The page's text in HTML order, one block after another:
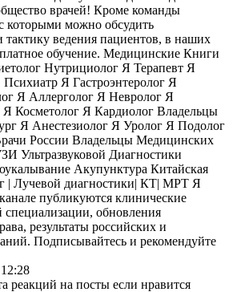
врачей! Кроме команды
которыми можно обсудить
тактику ведения пациентов, в наших
обучение. Медицинские Книги
Нутрициолог Я Терапевт Я
Я Гастроэнтеролог Я
Я Аллерголог Я Невролог Я
Я Косметолог Я Кардиолог Владельцы
Я Анестезиолог Я Уролог Я Подолог
России Владельцы Медицинских
Ультразвуковой Диагностики
Акупунктура Китайская
| Лучевой диагностики| КТ| МРТ Я
публикуются клинические
специализации, обновления
результаты российских и
Подписывайтесь и рекомендуйте
реакций на посты если нравится